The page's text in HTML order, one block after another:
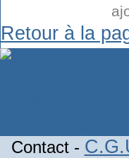
Retour à la
Contact -